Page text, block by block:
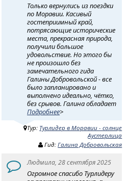
Только вернулись из поездки
по Моравии. Касивый
гостеприимный край,
потрясающие исторические
места, прекрасная природа,
получили большое
удовольствие. Но этого бы
не произошло без
замечательного гида
Галины Добровольской - все
было запланировано и
выполнено идеально, чётко,
без срывов. Галина обладает
Подробнее>
Тур: Турлидер в Моравии - солнце
Аустерлица
Гид:Галина Добровольская
Людмила, 28 сентября 2025
Огромное спасибо Турлидеру